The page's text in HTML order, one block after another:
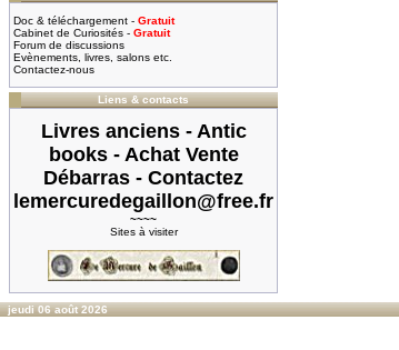
Doc & téléchargement - Gratuit
Cabinet de Curiosités - Gratuit
Forum de discussions
Evènements, livres, salons etc.
Contactez-nous
Liens & contacts
Livres anciens - Antic
books - Achat Vente
Débarras - Contactez
lemercuredegaillon@free.fr
~~~~
Sites à visiter
jeudi 06 août 2026